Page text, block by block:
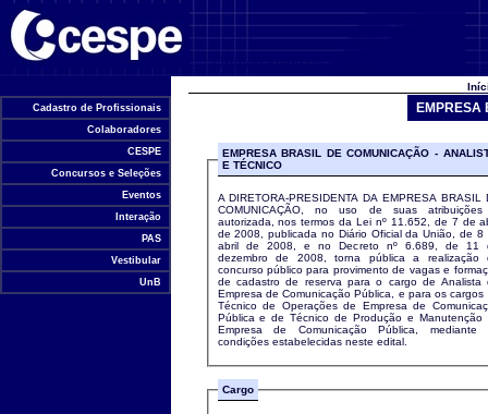
Cadastro de Profissionais
Colaboradores
CESPE
Concursos e Seleções
Eventos
Interação
PAS
Vestibular
UnB
EMPRESA
EMPRESA BRASIL DE COMUNICAÇÃO -
E TÉCNICO
A DIRETORA-PRESIDENTA DA EMPRESA BRASIL
COMUNICAÇÃO, no uso de suas
autorizada, nos termos da Lei nº 11.652, de 7 de
de 2008, publicada no Diário Oficial da União, de 8
abril de 2008, e no Decreto nº 6.689, de 11
dezembro de 2008, torna pública a realização
concurso público para provimento de vagas e
de cadastro de reserva para o cargo de Analista
Empresa de Comunicação Pública, e para os cargos
Técnico de Operações de Empresa de
Pública e de Técnico de Produção e Manutenção
Empresa de Comunicação Pública, mediante
condições estabelecidas neste edital.
Cargo